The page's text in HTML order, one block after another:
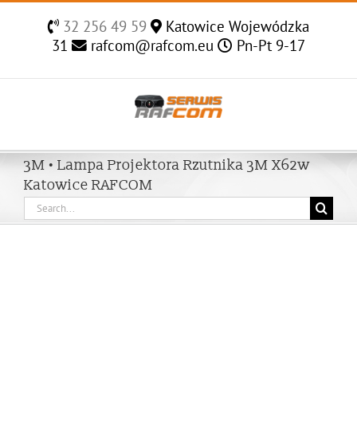
32 256 49 59
Katowice Wojewódzka
31
rafcom@rafcom.eu Pn-Pt 9-17
3M • Lampa Projektora Rzutnika 3M X62w
Katowice RAFCOM
Search
for: